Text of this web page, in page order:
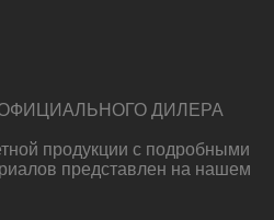
ДИЛЕРА
продукции с подробными
представлен на нашем